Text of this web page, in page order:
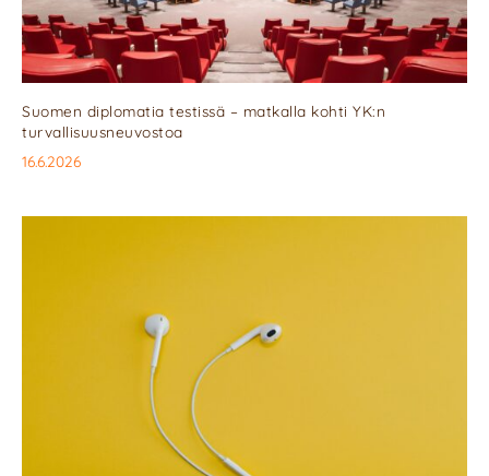
Suomen diplomatia testissä – matkalla kohti YK:n
turvallisuusneuvostoa
16.6.2026